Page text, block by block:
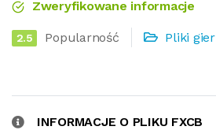
Zweryfikowane informacje
2.5 Popularność Pliki gier
INFORMACJE O PLIKU FXCB